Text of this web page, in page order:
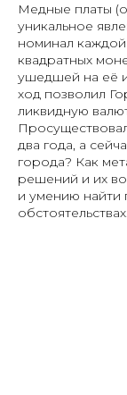
Медные платы
уникальное
номинал каждой
квадратных
ушедшей на её
ход позволил
ликвидную
два года, а
города? Как
решений и их
и умению найти
обстоятельствах.